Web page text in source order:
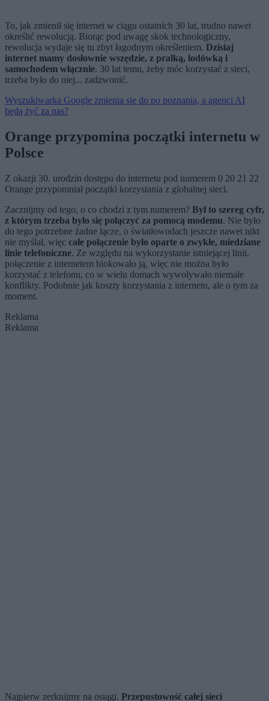
To, jak zmienił się internet w ciągu ostatnich 30 lat, trudno nawet
określić rewolucją. Biorąc pod uwagę skok technologiczny,
rewolucja wydaje się tu zbyt łagodnym określeniem. Dzisiaj
internet mamy dosłownie wszędzie, z pralką, lodówką i
samochodem włącznie. 30 lat temu, żeby móc korzystać z sieci,
trzeba było do niej... zadzwonić.
Wyszukiwarka Google zmienia się do po poznania, a agenci AI
będą żyć za nas?
Orange przypomina początki internetu w
Polsce
Z okazji 30. urodzin dostępu do internetu pod numerem 0 20 21 22
Orange przypomniał początki korzystania z globalnej sieci.
Zacznijmy od tego, o co chodzi z tym numerem? Był to szereg cyfr,
z którym trzeba było się połączyć za pomocą modemu. Nie było
do tego potrzebne żadne łącze, o światłowodach jeszcze nawet nikt
nie myślał, więc całe połączenie było oparte o zwykłe, miedziane
linie telefoniczne. Ze względu na wykorzystanie istniejącej linii,
połączenie z internetem blokowało ją, więc nie można było
korzystać z telefonu, co w wielu domach wywoływało niemałe
konflikty. Podobnie jak koszty korzystania z internetu, ale o tym za
moment.
Reklama
Reklama
Najpierw zerknijmy na osiągi. Przepustowość całej sieci